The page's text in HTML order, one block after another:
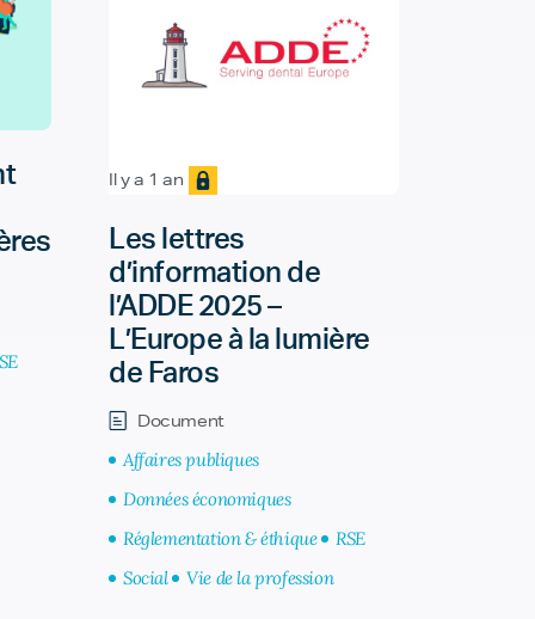
Il y a 1 an
Les lettres
d’information de
l’ADDE 2025 –
L’Europe à la lumière
de Faros
Document
Affaires publiques
Données économiques
Réglementation & éthique
RSE
Social
Vie de la profession